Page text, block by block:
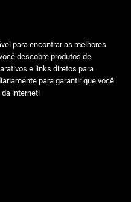
para encontrar as melhores
descobre produtos de
e links diretos para
para garantir que você
internet!